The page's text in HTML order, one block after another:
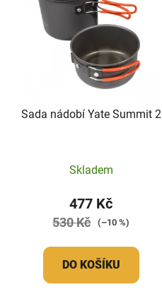
Sada nádobí Yate Summit 2
Skladem
477 Kč
530 Kč (–10 %)
DO KOŠÍKU